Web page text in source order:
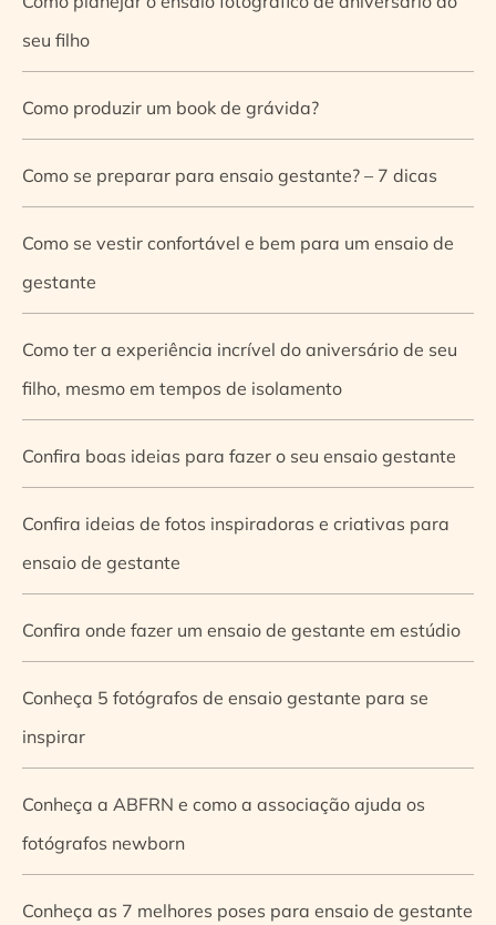
seu filho
Como produzir um book de grávida?
Como se preparar para ensaio gestante? – 7 dicas
Como se vestir confortável e bem para um ensaio de
gestante
Como ter a experiência incrível do aniversário de seu
filho, mesmo em tempos de isolamento
Confira boas ideias para fazer o seu ensaio gestante
Confira ideias de fotos inspiradoras e criativas para
ensaio de gestante
Confira onde fazer um ensaio de gestante em estúdio
Conheça 5 fotógrafos de ensaio gestante para se
inspirar
Conheça a ABFRN e como a associação ajuda os
fotógrafos newborn
Conheça as 7 melhores poses para ensaio de gestante